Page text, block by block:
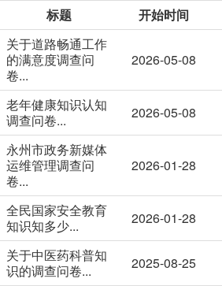
标题 开始时间
关于道路畅通工作
的满意度调查问
卷...
2026-05-08
老年健康知识认知
调查问卷...
2026-05-08
永州市政务新媒体
运维管理调查问
卷...
2026-01-28
全民国家安全教育
知识知多少...
2026-01-28
关于中医药科普知
识的调查问卷...
2025-08-25